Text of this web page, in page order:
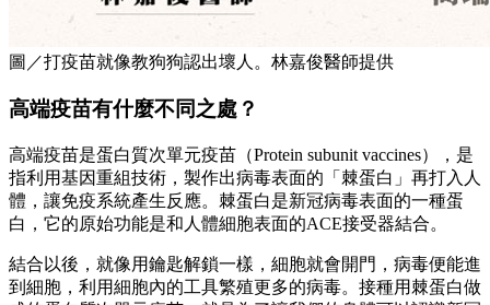
圖／打疫苗就像教狗狗認出壞人。林嘉俊醫師提供
高端疫苗有什麼不同之處？
高端疫苗是蛋白質次單元疫苗（Protein subunit vaccines），是
指利用基因重組技術，製作出病毒表面的「棘蛋白」再打入人
體，讓免疫系統產生反應。棘蛋白是新冠病毒表面的一種蛋
白，它的原始功能是和人體細胞表面的ACE接受器結合。
結合以後，就像用鑰匙解鎖一樣，細胞就會開門，病毒便能進
到細胞，利用細胞內的工具繁殖更多的病毒。接種用棘蛋白做